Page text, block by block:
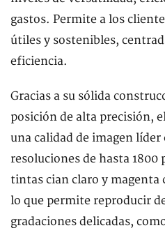
gastos. Permite a los
útiles y sostenibles,
eficiencia.
Gracias a su sólida
posición de alta precisión,
una calidad de imagen líder
resoluciones de hasta
tintas cian claro y magenta
lo que permite reproducir
gradaciones delicadas,